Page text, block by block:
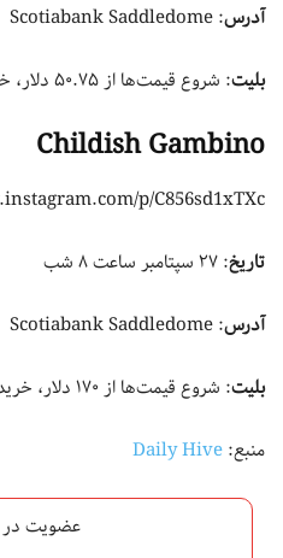
آدرس: Scotiabank Saddledome
بلیت: شروع قیمت‌ها از ۵۰.۷۵ دلار، خرید از این
Childish Gambino
p/C856sd1xTXc/
تاریخ: ۲۷ سپتامبر ساعت ۸ شب
آدرس: Scotiabank Saddledome
بلیت: شروع قیمت‌ها از ۱۷۰ دلار، خرید از این
منبع:Daily Hive
عضویت در